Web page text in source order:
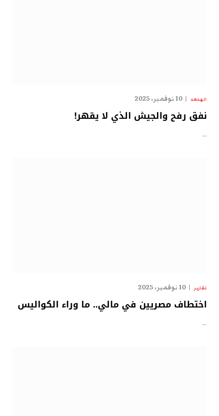
الهدهد 10 نوفمبر، 2025
نفق رفح والجيش الذي لا يقهر!
…
تقارير 10 نوفمبر، 2025
اختطاف مصريين في مالي.. ما وراء الكواليس
…